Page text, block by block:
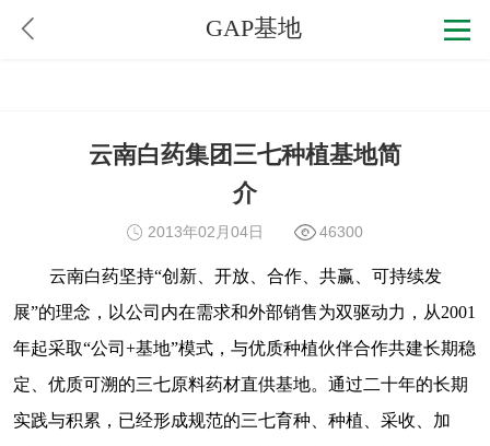
GAP基地
云南白药集团三七种植基地简
介
2013年02月04日 46300
云南白药坚持“创新、开放、合作、共赢、可持续发
展”的理念，以公司内在需求和外部销售为双驱动力，从2001
年起采取“公司+基地”模式，与优质种植伙伴合作共建长期稳
定、优质可溯的三七原料药材直供基地。通过二十年的长期
实践与积累，已经形成规范的三七育种、种植、采收、加